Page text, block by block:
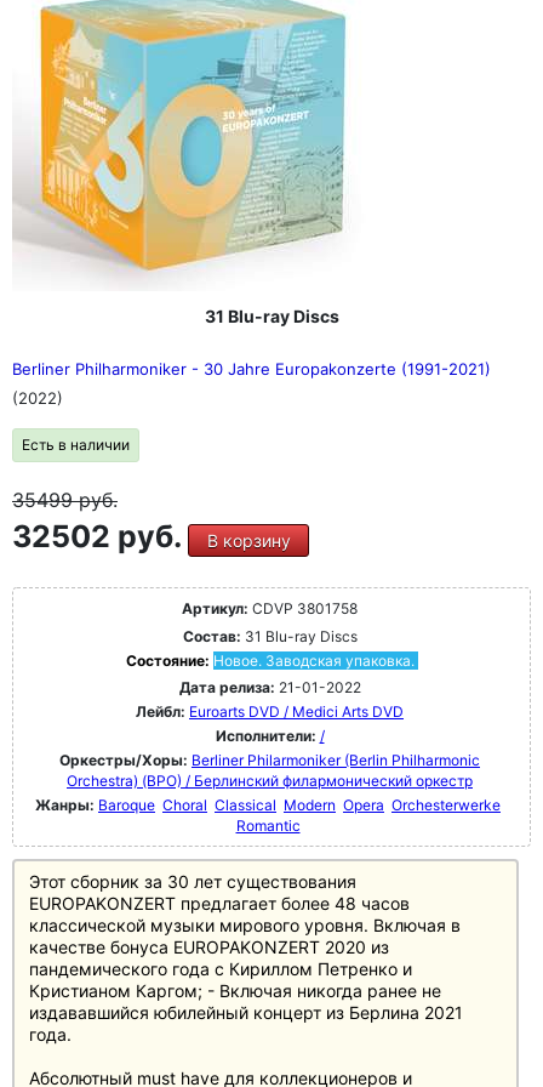
31 Blu-ray Discs
Berliner Philharmoniker - 30 Jahre Europakonzerte (1991-2021)
(2022)
Есть в наличии
35499руб.
32502 руб. В корзину
Артикул: CDVP 3801758
Состав: 31 Blu-ray Discs
Состояние: Новое. Заводская упаковка.
Дата релиза: 21-01-2022
Лейбл: Euroarts DVD / Medici Arts DVD
Исполнители: /
Оркестры/Хоры: Berliner Philarmoniker (Berlin Philharmonic
Orchestra) (BPO) / Берлинский филармонический оркестр
Жанры: Baroque Choral Classical Modern Opera Orchesterwerke
Romantic
Этот сборник за 30 лет существования
EUROPAKONZERT предлагает более 48 часов
классической музыки мирового уровня. Включая в
качестве бонуса EUROPAKONZERT 2020 из
пандемического года с Кириллом Петренко и
Кристианом Каргом; - Включая никогда ранее не
издававшийся юбилейный концерт из Берлина 2021
года.
Абсолютный must have для коллекционеров и